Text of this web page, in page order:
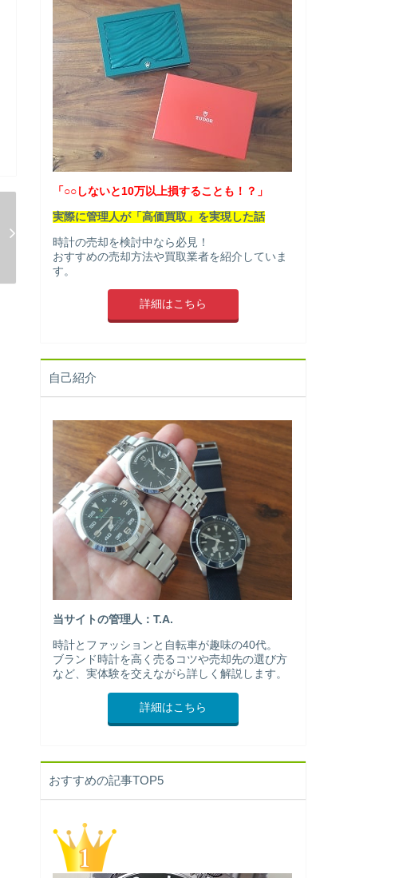
「○○しないと10万以上損することも！？」
実際に管理人が「高価買取」を実現した話
時計の売却を検討中なら必見！
おすすめの売却方法や買取業者を紹介していま
す。
詳細はこちら
自己紹介
当サイトの管理人：T.A.
時計とファッションと自転車が趣味の40代。
ブランド時計を高く売るコツや売却先の選び方
など、実体験を交えながら詳しく解説します。
詳細はこちら
おすすめの記事TOP5